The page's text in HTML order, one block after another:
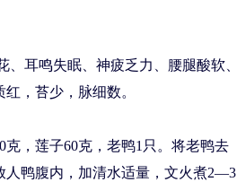
、耳鸣失眠、神疲乏力、腰腿酸软、
，苔少，脉细数。
，莲子60克，老鸭1只。将老鸭去
人鸭腹内，加清水适量，文火煮2—3